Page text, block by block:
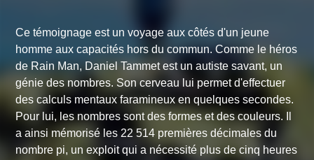
Ce témoignage est un voyage aux côtés d'un jeune
homme aux capacités hors du commun. Comme le héros
de Rain Man, Daniel Tammet est un autiste savant, un
génie des nombres. Son cerveau lui permet d'effectuer
des calculs mentaux faramineux en quelques secondes.
Pour lui, les nombres sont des formes et des couleurs. Il
a ainsi mémorisé les 22 514 premières décimales du
nombre pi, un exploit qui a nécessité plus de cinq heures